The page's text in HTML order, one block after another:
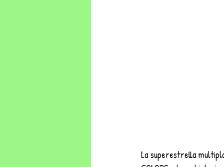
La superestrella